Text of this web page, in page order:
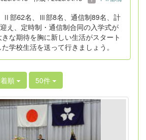
Ⅱ部62名、Ⅲ部8名、通信制89名、計
え、定時制・通信制合同の入学式が
な期待を胸に新しい生活がスタート
学校生活を送って行きましょう。
順 50件